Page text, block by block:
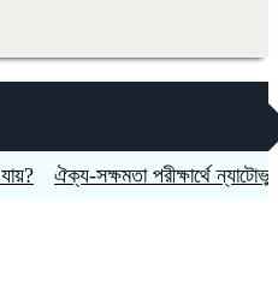
ঐক্য-সক্ষমতা পরীক্ষার্থে ন্যাটোভুক্ত দেশে